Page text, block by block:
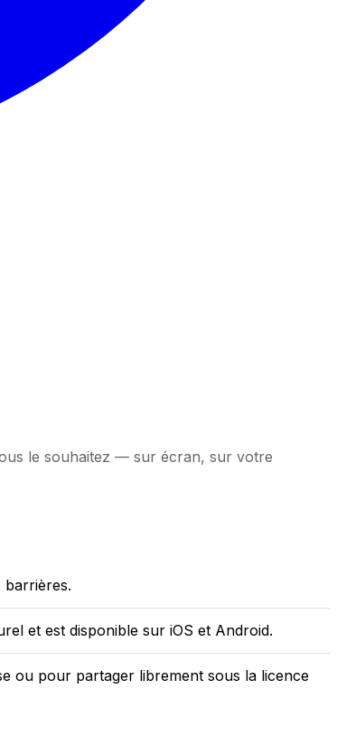
le souhaitez — sur écran, sur votre
barrières.
et est disponible sur iOS et Android.
ou pour partager librement sous la licence